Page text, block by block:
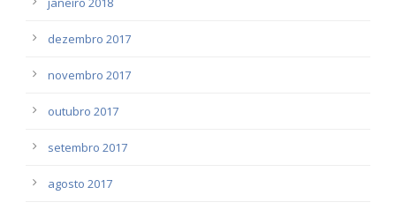
dezembro 2017
novembro 2017
outubro 2017
setembro 2017
agosto 2017